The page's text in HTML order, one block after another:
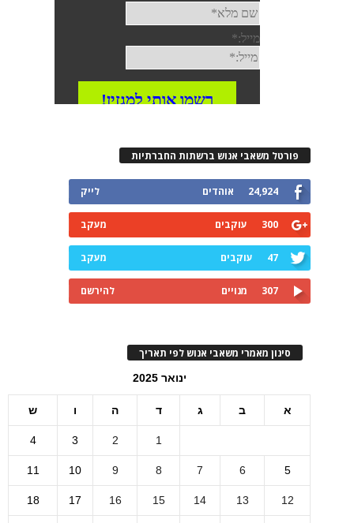
פורטל משאבי אנוש ברשתות החברתיות
24,924 אוהדים לייק
300 עוקבים מעקב
47 עוקבים מעקב
307 מנויים להירשם
סינון מאמרי משאבי אנוש לפי תאריך
ינואר 2025
א ב ג ד ה ו ש
1
2
3
4
5
6
7
8
9
10
11
12
13
14
15
16
17
18